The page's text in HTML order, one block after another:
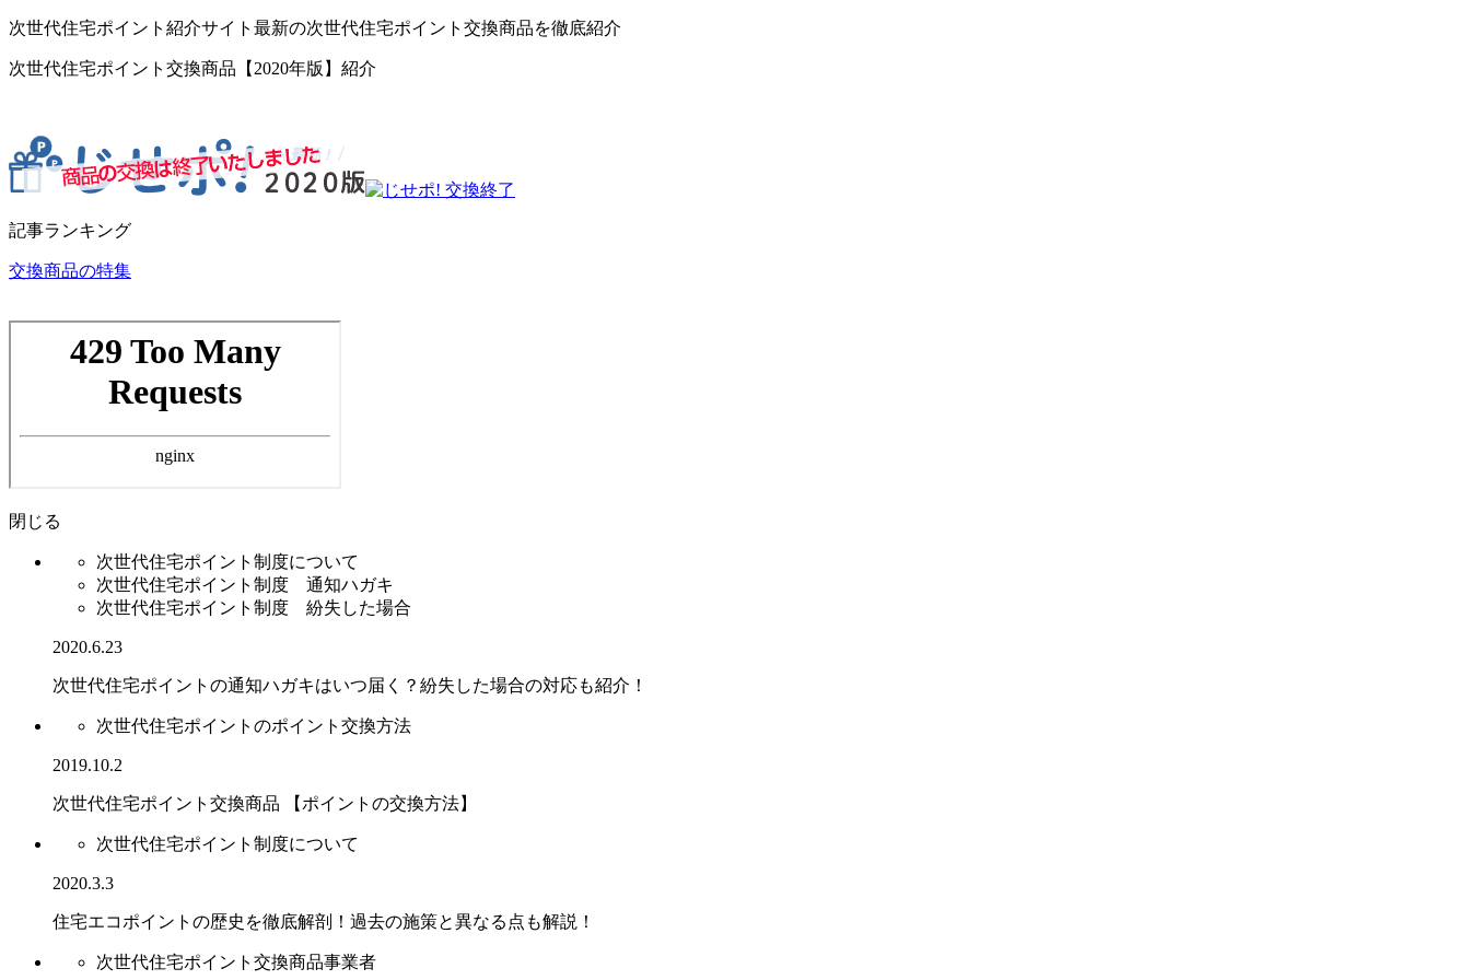
次世代住宅ポイント紹介サイト最新の次世代住宅ポイント交換商品を徹底紹介
次世代住宅ポイント交換商品【2020年版】紹介
記事ランキング
交換商品の特集
閉じる
次世代住宅ポイント制度について
次世代住宅ポイント制度 通知ハガキ
次世代住宅ポイント制度 紛失した場合
2020.6.23
次世代住宅ポイントの通知ハガキはいつ届く？紛失した場合の対応も紹介！
次世代住宅ポイントのポイント交換方法
2019.10.2
次世代住宅ポイント交換商品 【ポイントの交換方法】
次世代住宅ポイント制度について
2020.3.3
住宅エコポイントの歴史を徹底解剖！過去の施策と異なる点も解説！
次世代住宅ポイント交換商品事業者